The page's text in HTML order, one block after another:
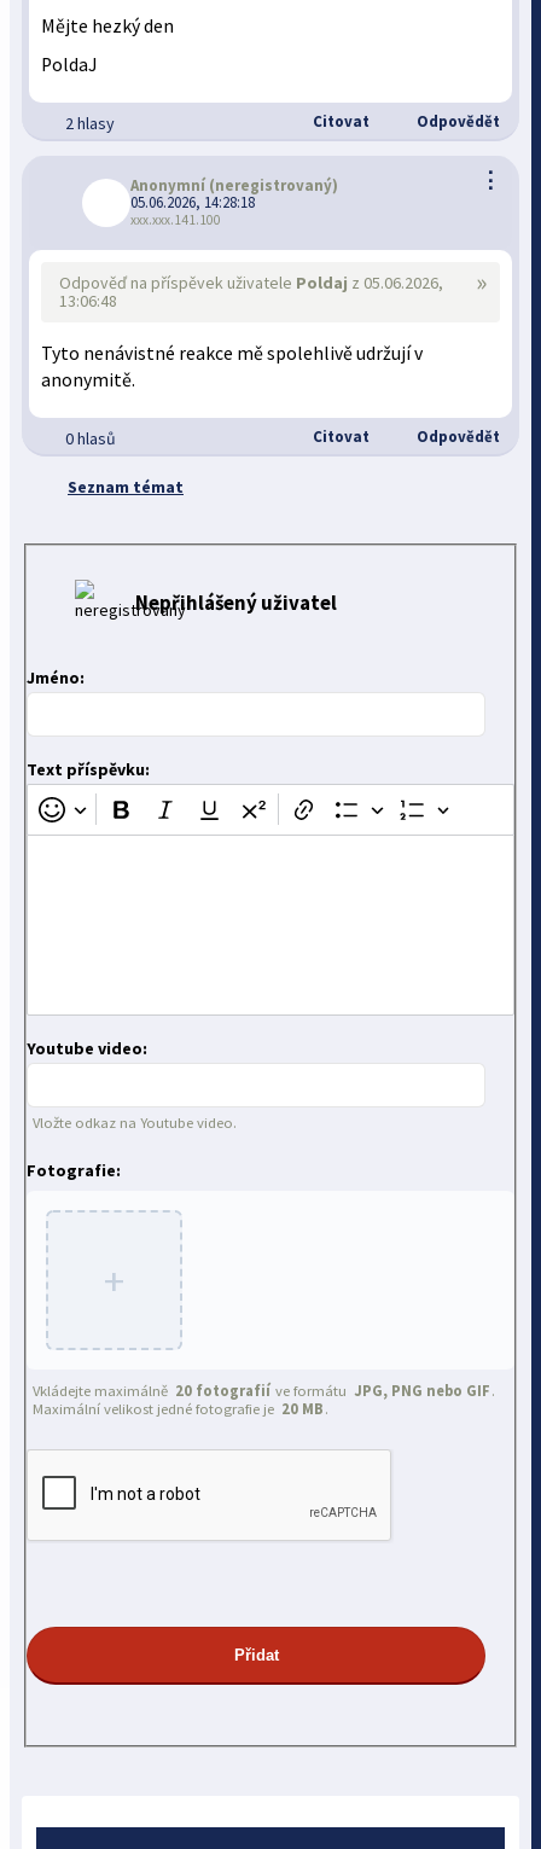
Mějte hezký den
PoldaJ
2 hlasy Citovat Odpovědět
⋮
Anonymní (neregistrovaný)
05.06.2026, 14:28:18
xxx.xxx.141.100
»
Odpověď na příspěvek uživatele Poldaj z 05.06.2026,
13:06:48
Tyto nenávistné reakce mě spolehlivě udržují v
anonymitě.
0 hlasů Citovat Odpovědět
Seznam témat
Nepřihlášený uživatel
Jméno:
Text příspěvku:
Youtube video:
Vložte odkaz na Youtube video.
Fotografie:
+
Vkládejte maximálně 20 fotografií ve formátu JPG, PNG nebo GIF .
Maximální velikost jedné fotografie je 20 MB .